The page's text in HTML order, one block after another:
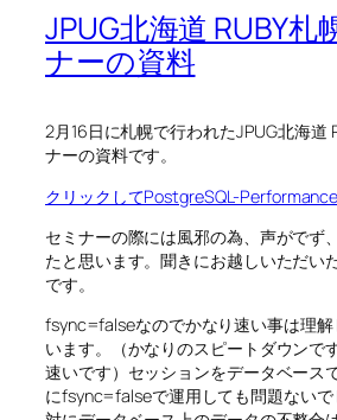
JPUG北海道 RUBY札
ナーの資料
2月16日に札幌で行われたJPUG北海道
ナーの資料です。
クリックしてPostgreSQL-
セミナーの際には風邪の為、声がでず
たと思います。聞きにお越しいただい
です。
fsync=falseなのでかなり速い事は理
います。（かなりのスピートダウン
速いです）セッションをデータベース
にfsync=falseで運用しても問題ない